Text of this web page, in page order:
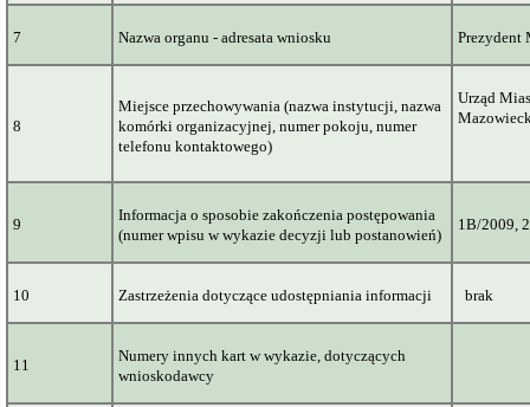
7 Nazwa organu - adresata wniosku Prezydent
8
Miejsce przechowywania (nazwa instytucji, nazwa
komórki organizacyjnej, numer pokoju, numer
telefonu kontaktowego)
Urząd
9
Informacja o sposobie zakończenia postępowania
(numer wpisu w wykazie decyzji lub postanowień)
1B/2009,
10 Zastrzeżenia dotyczące udostępniania informacji brak
11
Numery innych kart w wykazie, dotyczących
wnioskodawcy